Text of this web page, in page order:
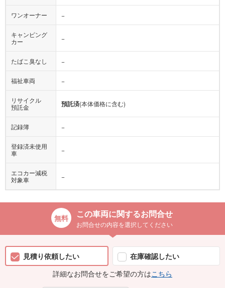
ワンオーナー −
キャンピング
カー
−
たばこ臭なし −
福祉車両 −
リサイクル
預託金
預託済(本体価格に含む)
記録簿 −
登録済未使用
車
−
エコカー減税
対象車
−
この車両に関するお問合せ
お問合せの内容を選択してください
見積り依頼したい
在庫確認したい
詳細なお問合せをご希望の方はこちら